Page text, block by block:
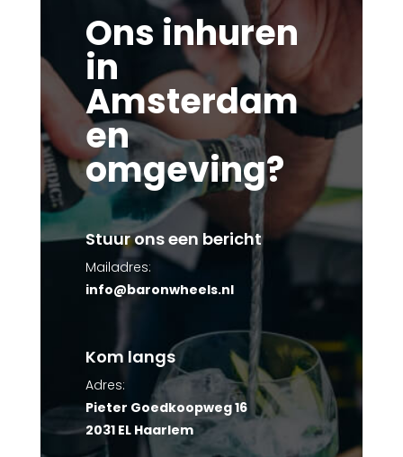
Ons inhuren
in
Amsterdam
en
omgeving?
Stuur ons een bericht
Mailadres:
info@baronwheels.nl
Kom langs
Adres:
Pieter Goedkoopweg 16
2031 EL Haarlem